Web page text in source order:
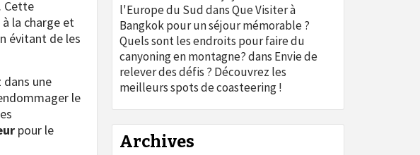
Cette
la charge et
évitant de les
une
le
pour le
l'Europe du SuddansQue Visiter à
Bangkok pour un séjour mémorable ?
Quels sont les endroits pour faire du
canyoning en montagne?dans Envie de
relever des défis ? Découvrez les
meilleurs spots de coasteering !
Archives